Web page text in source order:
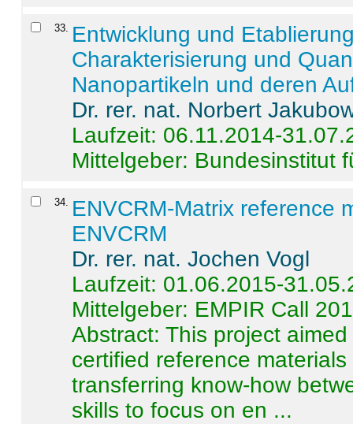
33. Entwicklung und
Charakterisierung und
Nanopartikeln und deren
Dr. rer. nat. Norbert
Laufzeit: 06.11.2014-
Mittelgeber: Bundesinstitut
34. ENVCRM-Matrix reference
ENVCRM
Dr. rer. nat. Jochen Vogl
Laufzeit: 01.06.2015-
Mittelgeber: EMPIR Call
Abstract:This project
certified reference
transferring know-how
skills to focus on en ...